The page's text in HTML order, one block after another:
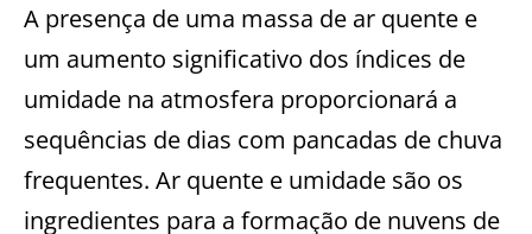
A presença de uma massa de ar quente e
um aumento significativo dos índices de
umidade na atmosfera proporcionará a
sequências de dias com pancadas de chuva
frequentes. Ar quente e umidade são os
ingredientes para a formação de nuvens de